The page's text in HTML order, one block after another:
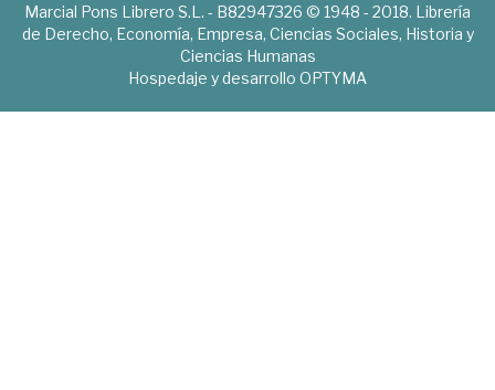
Marcial Pons Librero S.L. - B82947326 © 1948 - 2018. Librería
de Derecho, Economía, Empresa, Ciencias Sociales, Historia y
Ciencias Humanas
Hospedaje y desarrollo OPTYMA